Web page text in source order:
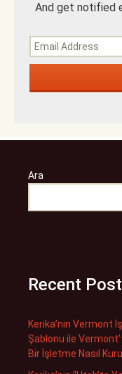
And get notified
Ara
Recent
Kerika’nın Vermont
Şablonu ile
Bir İşletme Nasıl